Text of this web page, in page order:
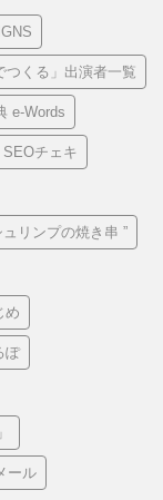
つくる」出演者一覧
e-Words
SEOチェキ
ュリンプの焼き串 ”
め
ぽ
ール